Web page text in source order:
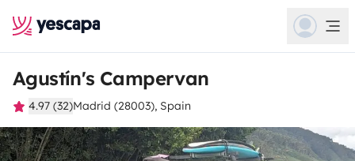
Agustín's Campervan
4.97 (32)Madrid (28003), Spain